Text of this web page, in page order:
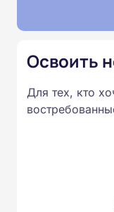
Освоить
Для тех, кто